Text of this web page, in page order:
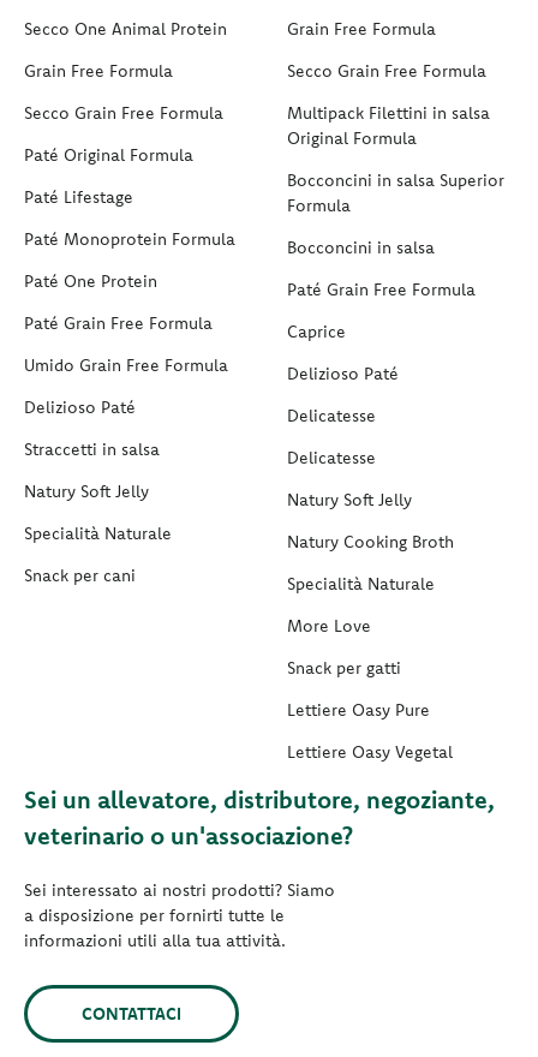
Secco One Animal Protein
Grain Free Formula
Secco Grain Free Formula
Paté Original Formula
Paté Lifestage
Paté Monoprotein Formula
Paté One Protein
Paté Grain Free Formula
Umido Grain Free Formula
Delizioso Paté
Straccetti in salsa
Natury Soft Jelly
Specialità Naturale
Snack per cani
Grain Free Formula
Secco Grain Free Formula
Multipack Filettini in salsa
Original Formula
Bocconcini in salsa Superior
Formula
Bocconcini in salsa
Paté Grain Free Formula
Caprice
Delizioso Paté
Delicatesse
Delicatesse
Natury Soft Jelly
Natury Cooking Broth
Specialità Naturale
More Love
Snack per gatti
Lettiere Oasy Pure
Lettiere Oasy Vegetal
Sei un allevatore, distributore, negoziante,
veterinario o un'associazione?
Sei interessato ai nostri prodotti? Siamo
a disposizione per fornirti tutte le
informazioni utili alla tua attività.
CONTATTACI